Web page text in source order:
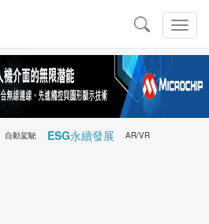
切
換
導
導
航
自動駕駛 ESG永續發展 AR/VR